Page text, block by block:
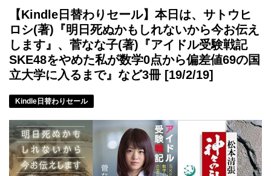
【Kindle日替わりセール】本日は、サトウヒ
ロシ(著)『明日死ぬかもしれないから今お伝え
します』、菅なな子(著)『アイドル受験戦記
SKE48をやめた私が数学0点から偏差値69の国
立大学に入るまで』など3冊 [19/2/19]
Kindle日替わりセール